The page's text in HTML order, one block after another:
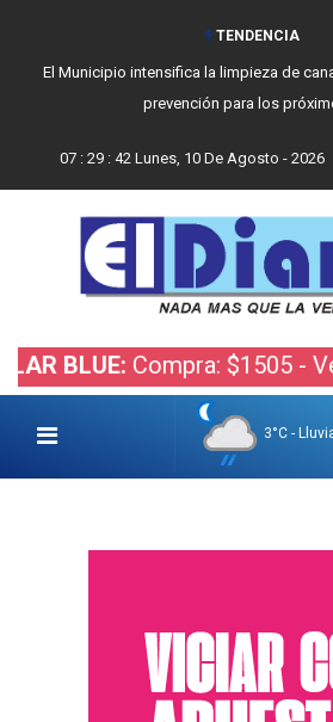
TENDENCIA
El Municipio intensifica la limpieza de
prevención para los
07 : 29 : 43 Lunes, 10 De Agosto - 2026
Compra: $1505 - Venta:
3°C -